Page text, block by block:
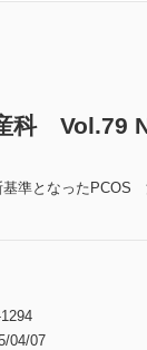
科 Vol.79
準となったPCOS
04/07